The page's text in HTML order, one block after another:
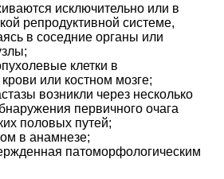
исключительно или в
репродуктивной системе,
в соседние органы или
клетки в
или костном мозге;
возникли через несколько
первичного очага
половых путей;
в анамнезе;
патоморфологическим